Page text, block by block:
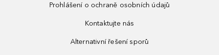
Prohlášení o ochraně osobních údajů
Kontaktujte nás
Alternativní řešení sporů